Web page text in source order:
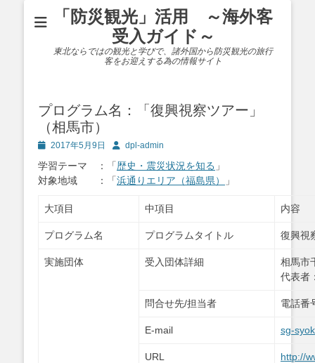
「防災観光」活用 ～海外客
受入ガイド～
東北ならではの観光と学びで、諸外国から防災観光の旅行
客をお迎えする為の情報サイト
プログラム名：「復興視察ツアー」
（相馬市）
投
日
2017年5月9日
投
者
dpl-admin
学習テーマ ：「歴史・震災状況を知る 」
対象地域 ：「浜通りエリア（福島県） 」
大項目 中項目 内容
プログラム名 プログラムタイトル 復興視
実施団体 受入団体詳細
相馬市
代表
問合せ先/担当者 電話
E-mail sg-
URL http://